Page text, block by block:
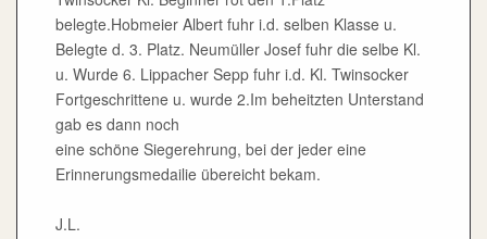
belegte.Hobmeier Albert fuhr i.d. selben Klasse u.
Belegte d. 3. Platz. Neumüller Josef fuhr die selbe Kl.
u. Wurde 6. Lippacher Sepp fuhr i.d. Kl. Twinsocker
Fortgeschrittene u. wurde 2.Im beheitzten Unterstand
gab es dann noch
eine schöne Siegerehrung, bei der jeder eine
Erinnerungsmedailie übereicht bekam.
J.L.